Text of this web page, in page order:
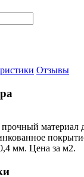
Отзывы
материал
мм. Цена за м2.